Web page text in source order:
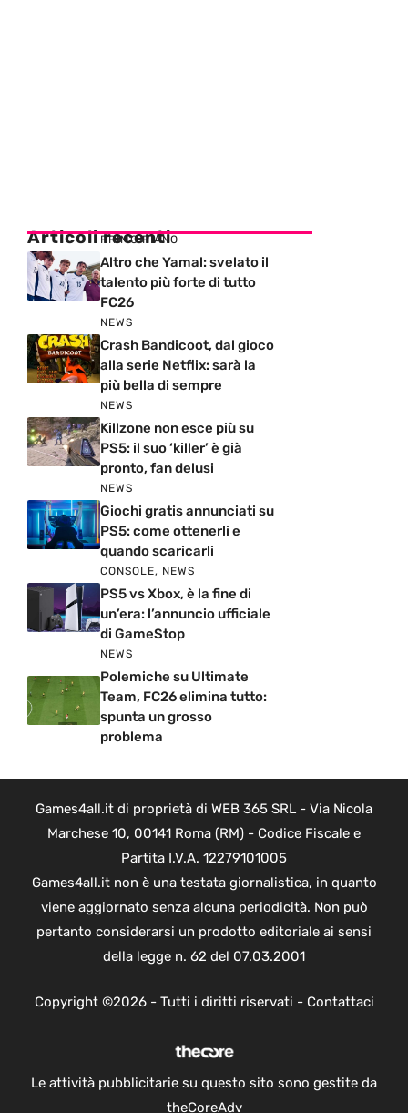
Articoli recenti
PRIMO PIANO
Altro che Yamal: svelato il
talento più forte di tutto
FC26
NEWS
Crash Bandicoot, dal gioco
alla serie Netflix: sarà la
più bella di sempre
NEWS
Killzone non esce più su
PS5: il suo ‘killer’ è già
pronto, fan delusi
NEWS
Giochi gratis annunciati su
PS5: come ottenerli e
quando scaricarli
CONSOLE, NEWS
PS5 vs Xbox, è la fine di
un’era: l’annuncio ufficiale
di GameStop
NEWS
Polemiche su Ultimate
Team, FC26 elimina tutto:
spunta un grosso
problema
Games4all.it di proprietà di WEB 365 SRL - Via Nicola
Marchese 10, 00141 Roma (RM) - Codice Fiscale e
Partita I.V.A. 12279101005
Games4all.it non è una testata giornalistica, in quanto
viene aggiornato senza alcuna periodicità. Non può
pertanto considerarsi un prodotto editoriale ai sensi
della legge n. 62 del 07.03.2001
Copyright ©2026 - Tutti i diritti riservati - Contattaci
Le attività pubblicitarie su questo sito sono gestite da
theCoreAdv